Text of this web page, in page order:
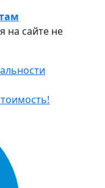
на сайте не